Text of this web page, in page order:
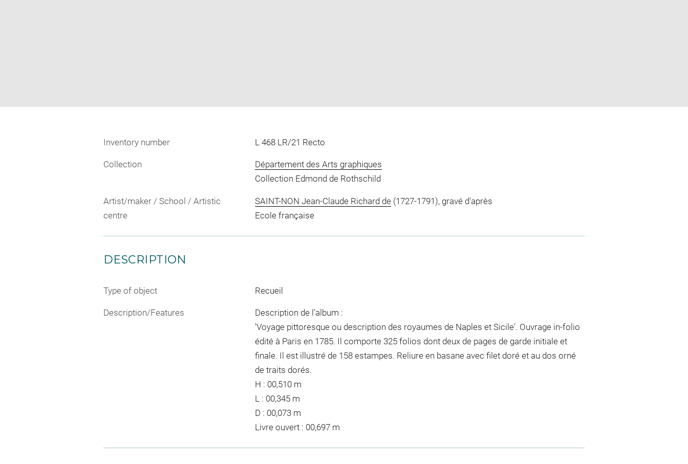
in
Inventory number L 468 LR/21 Recto
Collection
Département des Arts graphiques
Collection Edmond de Rothschild
Artist/maker / School / Artistic
centre
SAINT-NON Jean-Claude Richard de(1727-1791), gravé d'après
Ecole française
DESCRIPTION
Type of object Recueil
Description/Features
Description de l'album :
'Voyage pittoresque ou description des royaumes de Naples et Sicile'. Ouvrage in-folio
édité à Paris en 1785. Il comporte 325 folios dont deux de pages de garde initiale et
finale. Il est illustré de 158 estampes. Reliure en basane avec filet doré et au dos orné
de traits dorés.
H : 00,510 m
L : 00,345 m
D : 00,073 m
Livre ouvert : 00,697 m